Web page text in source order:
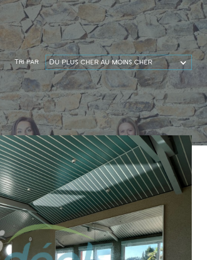
Tri par Du plus cher au moins cher